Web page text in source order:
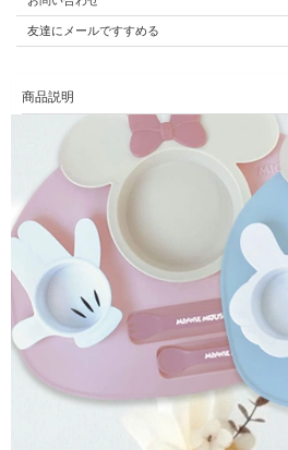
友達にメールですすめる
商品説明